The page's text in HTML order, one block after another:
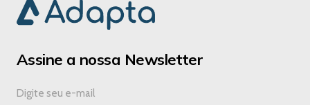
Assine a nossa Newsletter